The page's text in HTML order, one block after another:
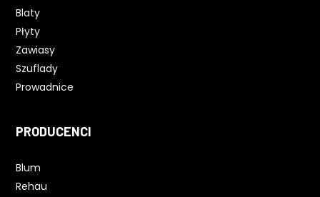
Blaty
Płyty
Zawiasy
Szuflady
Prowadnice
PRODUCENCI
Blum
Rehau